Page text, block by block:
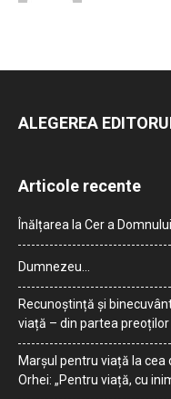
ALEGEREA
Articole recente
Înălțarea la Cer a
Dumnezeu…
Recunoștință și
viață – din partea
Marșul pentru viață la cea
Orhei: „Pentru viață, cu